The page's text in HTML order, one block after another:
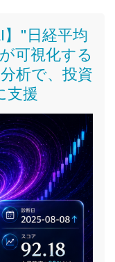
】"日経平均
可視化する
析で、投資
支援